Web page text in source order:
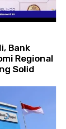
Bank
Regional
Solid